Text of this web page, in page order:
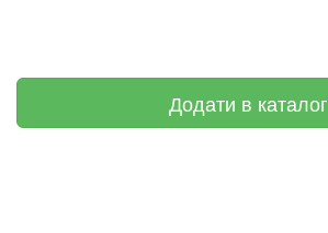
Додати в каталог